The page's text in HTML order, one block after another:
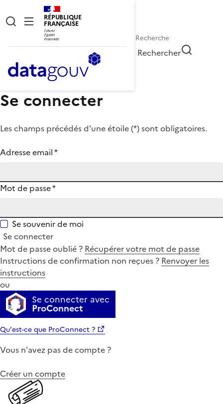
RÉPUBLIQUE
FRANÇAISE
Rechercher
Se connecter
Les champs précédés d'une étoile (*) sont obligatoires.
Adresse email*
Mot de passe*
Se souvenir de moi
Se connecter
Mot de passe oublié ? Récupérer votre mot de passe
Instructions de confirmation non reçues ? Renvoyer les
instructions
ou
Se connecter avec
ProConnect
Qu'est-ce que ProConnect ?
Vous n'avez pas de compte ?
Créer un compte